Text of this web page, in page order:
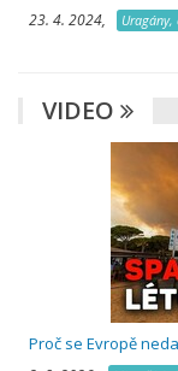
23. 4. 2024,
VIDEO
Proč se Evropě